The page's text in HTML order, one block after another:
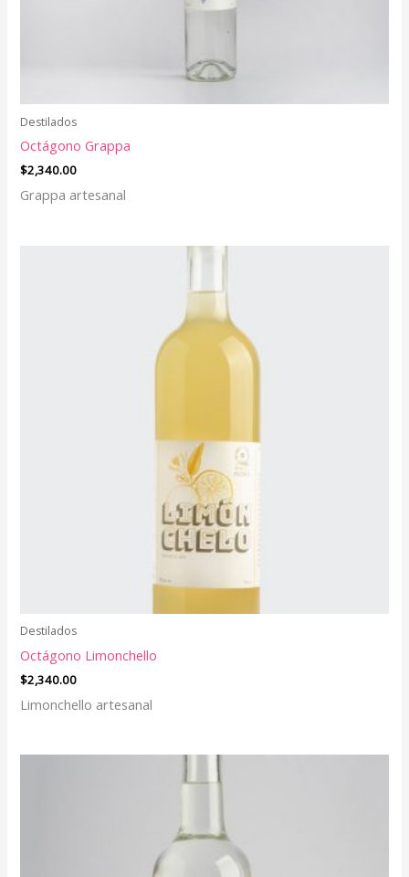
Destilados
Octágono Grappa
$2,340.00
Grappa artesanal
Destilados
Octágono Limonchello
$2,340.00
Limonchello artesanal